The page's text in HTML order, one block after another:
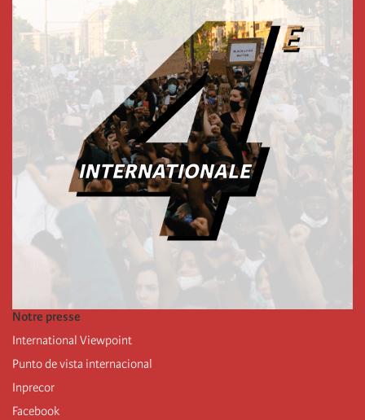
Notre presse
International Viewpoint
Punto de vista internacional
Inprecor
Facebook